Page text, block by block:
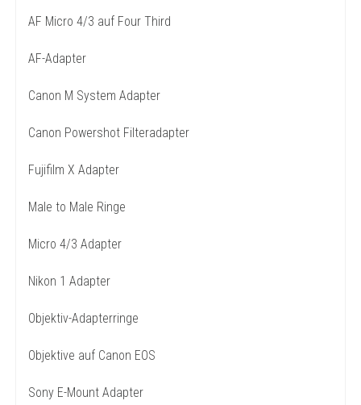
AF Micro 4/3 auf Four Third
AF-Adapter
Canon M System Adapter
Canon Powershot Filteradapter
Fujifilm X Adapter
Male to Male Ringe
Micro 4/3 Adapter
Nikon 1 Adapter
Objektiv-Adapterringe
Objektive auf Canon EOS
Sony E-Mount Adapter